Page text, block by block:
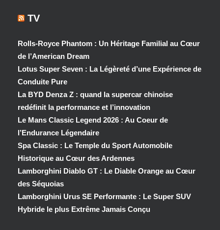
TV
Rolls-Royce Phantom : Un Héritage Familial au Cœur
de l’American Dream
Lotus Super Seven : La Légèreté d’une Expérience de
Conduite Pure
La BYD Denza Z : quand la supercar chinoise
redéfinit la performance et l’innovation
Le Mans Classic Legend 2026 : Au Coeur de
l’Endurance Légendaire
Spa Classic : Le Temple du Sport Automobile
Historique au Cœur des Ardennes
Lamborghini Diablo GT : Le Diable Orange au Cœur
des Séquoias
Lamborghini Urus SE Performante : Le Super SUV
Hybride le plus Extrême Jamais Conçu